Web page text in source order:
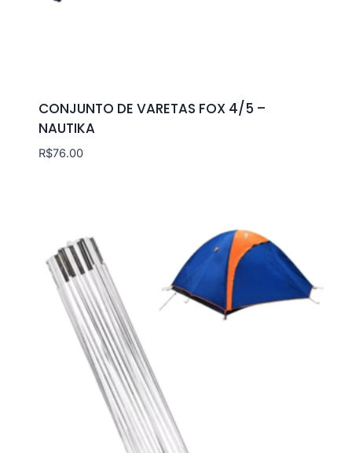
CONJUNTO DE VARETAS FOX 4/5 –
NAUTIKA
R$76.00